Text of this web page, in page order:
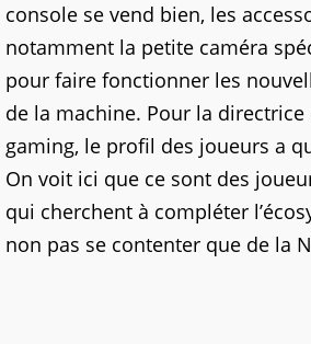
console se vend bien, les
notamment la petite caméra
pour faire fonctionner les
de la machine. Pour la
gaming, le profil des joueurs a
On voit ici que ce sont des
qui cherchent à compléter
non pas se contenter que de la